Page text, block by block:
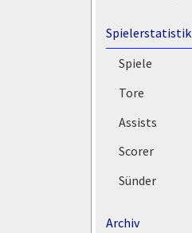
Spielerstatistik
Spiele
Tore
Assists
Scorer
Sünder
Archiv